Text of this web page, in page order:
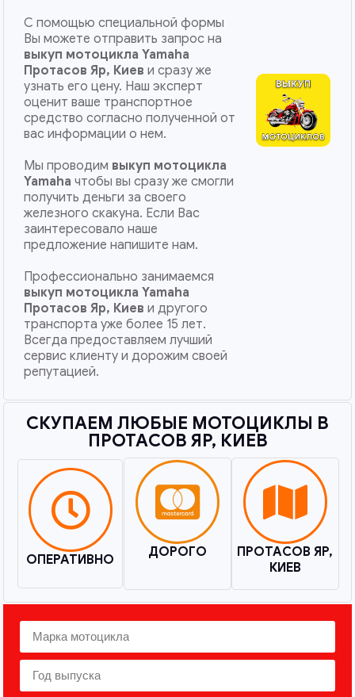
С помощью специальной формы
Вы можете отправить запрос на
выкуп мотоцикла Yamaha
Протасов Яр, Киев и сразу же
узнать его цену. Наш эксперт
оценит ваше транспортное
средство согласно полученной от
вас информации о нем.
Мы проводим выкуп мотоцикла
Yamaha чтобы вы сразу же смогли
получить деньги за своего
железного скакуна. Если Вас
заинтересовало наше
предложение напишите нам.
Профессионально занимаемся
выкуп мотоцикла Yamaha
Протасов Яр, Киеви другого
транспорта уже более 15 лет.
Всегда предоставляем лучший
сервис клиенту и дорожим своей
репутацией.
СКУПАЕМ ЛЮБЫЕ МОТОЦИКЛЫ В
ПРОТАСОВ ЯР, КИЕВ​
ОПЕРАТИВНО ДОРОГО
ПРОТАСОВ ЯР,
КИЕВ